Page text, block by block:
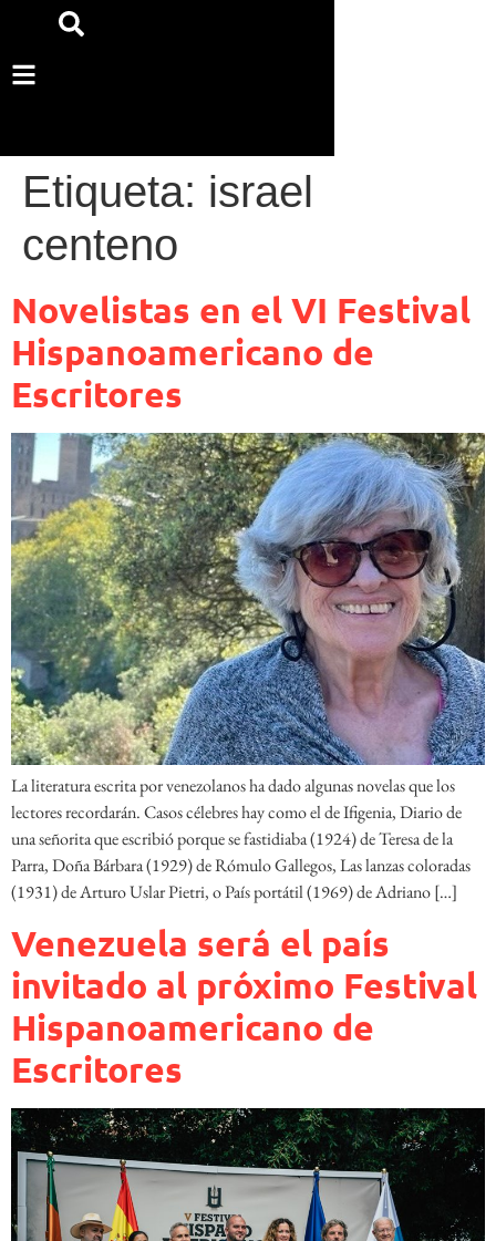
Etiqueta: israel
centeno
Novelistas en el VI Festival
Hispanoamericano de
Escritores
La literatura escrita por venezolanos ha dado algunas novelas que los
lectores recordarán. Casos célebres hay como el de Ifigenia, Diario de
una señorita que escribió porque se fastidiaba (1924) de Teresa de la
Parra, Doña Bárbara (1929) de Rómulo Gallegos, Las lanzas coloradas
(1931) de Arturo Uslar Pietri, o País portátil (1969) de Adriano […]
Venezuela será el país
invitado al próximo Festival
Hispanoamericano de
Escritores